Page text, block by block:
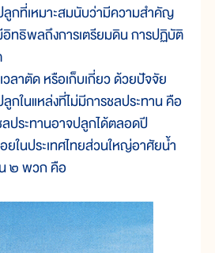
ที่เหมาะสมนับว่ามีความสำคัญ
อิทธิพลถึงการเตรียมดิน การปฏิบัติ
ลาตัด หรือเก็บเกี่ยว ด้วยปัจจัย
ในแหล่งที่ไม่มีการชลประทาน คือ
ประทานอาจปลูกได้ตลอดปี
ยในประเทศไทยส่วนใหญ่อาศัยน้ำ
๒ พวก คือ